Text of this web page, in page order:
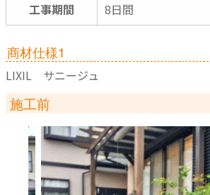
工事期間
8日間
商材仕様1
LIXIL サニージュ
施工前